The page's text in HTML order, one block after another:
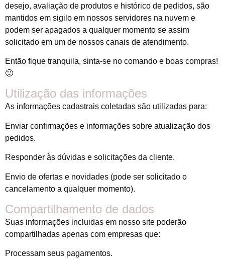
desejo, avaliação de produtos e histórico de pedidos, são
mantidos em sigilo em nossos servidores na nuvem e
podem ser apagados a qualquer momento se assim
solicitado em um de nossos canais de atendimento.
Então fique tranquila, sinta-se no comando e boas compras!
🙂
Utilização das informações
As informações cadastrais coletadas são utilizadas para:
Enviar confirmações e informações sobre atualização dos
pedidos.
Responder às dúvidas e solicitações da cliente.
Envio de ofertas e novidades (pode ser solicitado o
cancelamento a qualquer momento).
Compartilhamento de dados
Suas informações incluidas em nosso site poderão
compartilhadas apenas com empresas que:
Processam seus pagamentos.